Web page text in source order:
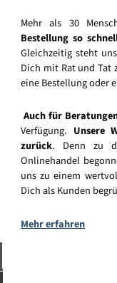
Mehr als 30
Bestellung so
Gleichzeitig steht
Dich mit Rat und Tat
eine Bestellung oder
Auch für
Verfügung. Unsere
zurück. Denn zu
Onlinehandel
uns zu einem
Dich als Kunden
Mehr erfahren